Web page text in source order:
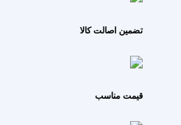
تضمین اصالت کالا
قیمت مناسب